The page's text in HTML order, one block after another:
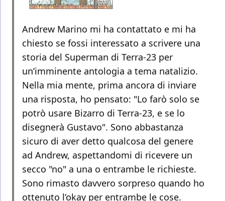
Andrew Marino mi ha contattato e mi ha
chiesto se fossi interessato a scrivere una
storia del Superman di Terra-23 per
un’imminente antologia a tema natalizio.
Nella mia mente, prima ancora di inviare
una risposta, ho pensato: "Lo farò solo se
potrò usare Bizarro di Terra-23, e se lo
disegnerà Gustavo". Sono abbastanza
sicuro di aver detto qualcosa del genere
ad Andrew, aspettandomi di ricevere un
secco "no" a una o entrambe le richieste.
Sono rimasto davvero sorpreso quando ho
ottenuto l’okay per entrambe le cose.